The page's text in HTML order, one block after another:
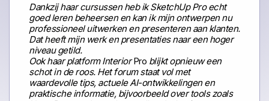
Dankzij haar cursussen heb ik SketchUp Pro echt
goed leren beheersen en kan ik mijn ontwerpen nu
professioneel uitwerken en presenteren aan klanten.
Dat heeft mijn werk en presentaties naar een hoger
niveau getild.
Ook haar platform InteriorPro blijkt opnieuw een
schot in de roos. Het forum staat vol met
waardevolle tips, actuele AI-ontwikkelingen en
praktische informatie, bijvoorbeeld over tools zoals